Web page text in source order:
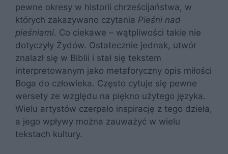
pewne okresy w historii chrześcijaństwa, w
których zakazywano czytania Pieśni nad
pieśniami. Co ciekawe – wątpliwości takie nie
dotyczyły Żydów. Ostatecznie jednak, utwór
znalazł się w Biblii i stał się tekstem
interpretowanym jako metaforyczny opis miłości
Boga do człowieka. Często cytuje się pewne
wersety ze względu na piękno użytego języka.
Wielu artystów czerpało inspirację z tego dzieła,
a jego wpływy można zauważyć w wielu
tekstach kultury.